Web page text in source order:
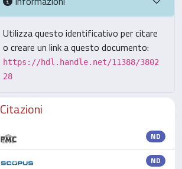
Utilizza questo identificativo per citare
o creare un link a questo documento:
https://hdl.handle.net/11388/3802
28
Citazioni
ND
ND